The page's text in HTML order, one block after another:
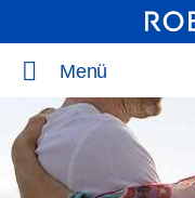
Menü